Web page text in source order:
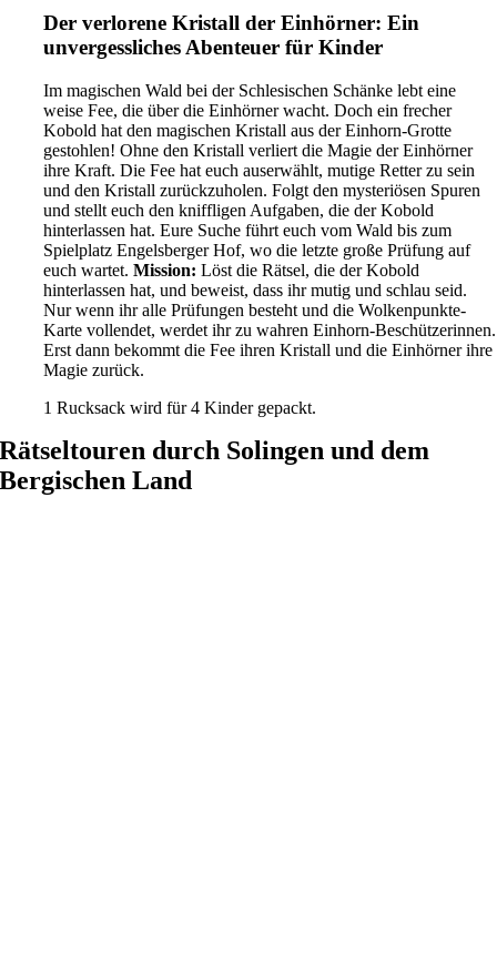
Der verlorene Kristall der Einhörner: Ein
unvergessliches Abenteuer für Kinder
Im magischen Wald bei der Schlesischen Schänke lebt eine
weise Fee, die über die Einhörner wacht. Doch ein frecher
Kobold hat den magischen Kristall aus der Einhorn-Grotte
gestohlen! Ohne den Kristall verliert die Magie der Einhörner
ihre Kraft. Die Fee hat euch auserwählt, mutige Retter zu sein
und den Kristall zurückzuholen. Folgt den mysteriösen Spuren
und stellt euch den kniffligen Aufgaben, die der Kobold
hinterlassen hat. Eure Suche führt euch vom Wald bis zum
Spielplatz Engelsberger Hof, wo die letzte große Prüfung auf
euch wartet.Mission:Löst die Rätsel, die der Kobold
hinterlassen hat, und beweist, dass ihr mutig und schlau seid.
Nur wenn ihr alle Prüfungen besteht und die Wolkenpunkte-
Karte vollendet, werdet ihr zu wahren Einhorn-Beschützerinnen.
Erst dann bekommt die Fee ihren Kristall und die Einhörner ihre
Magie zurück.
1 Rucksack wird für 4 Kinder gepackt.
Rätseltouren durch Solingen und dem
Bergischen Land